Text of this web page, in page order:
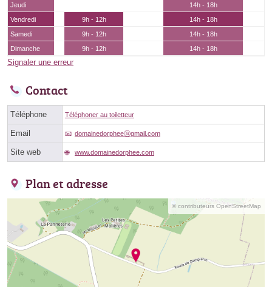
Jeudi
14h - 18h
Vendredi
9h - 12h
14h - 18h
Samedi
9h - 12h
14h - 18h
Dimanche
9h - 12h 14h - 18h
Signaler une erreur
Contact
Téléphone Téléphoner au toiletteur
Email domainedorpheeⓐgmail.com
Site web www.domainedorphee.com
Plan et adresse
© contributeurs OpenStreetMap